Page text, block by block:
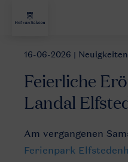
Feierliche
16-06-2026 | Neuigkeiten
Feierliche
Landal
Am vergangenen
Ferienpark